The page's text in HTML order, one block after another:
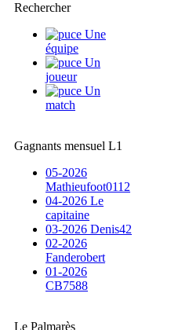
Rechercher
Une
équipe
Un
joueur
Un
match
Gagnants mensuel L1
05-2026
Mathieufoot0112
04-2026 Le
capitaine
03-2026 Denis42
02-2026
Fanderobert
01-2026
CB7588
Le Palmarès